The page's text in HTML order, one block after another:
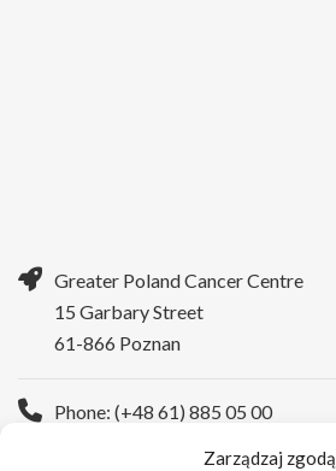
Zarządzaj zgodą
Greater Poland Cancer Centre
15 Garbary Street
61-866 Poznan
Phone: (+48 61) 885 05 00